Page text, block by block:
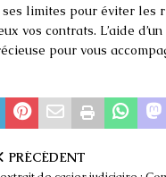
ses limites pour éviter les
vos contrats. L’aide
pour vous
PRÉCÉDENT